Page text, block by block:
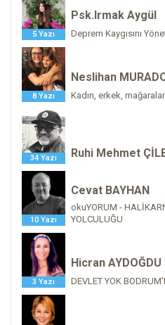
5 Yazı
Psk.Irmak Aygül
Deprem Kaygısını
8 Yazı
Neslihan
Kadın, erkek,
34 Yazı Ruhi Mehmet
10 Yazı
Cevat BAYHAN
okuYORUM -
YOLCULUĞU
3 Yazı
Hicran AYDOĞDU
DEVLET YOK